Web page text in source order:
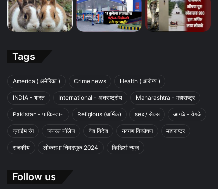
Tags
America ( अमेरिका ) Crime news Health ( आरोग्य )
INDIA - भारत International - अंतराष्ट्रीय Maharashtra - महाराष्ट्र
Pakistan - पाकिस्तान Religious (धार्मिक) sex / सेक्स आगळे - वेगळे
क्राईम रंग जनरल नॉलेज देश विदेश नवगण विश्लेषण महाराष्ट्र
राजकीय लोकसभा निवडणूक 2024 व्हिडिओ न्युज
Follow us